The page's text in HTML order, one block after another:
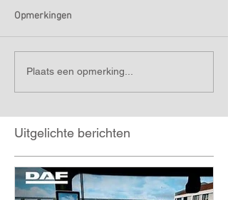
Opmerkingen
Plaats een opmerking...
Uitgelichte berichten